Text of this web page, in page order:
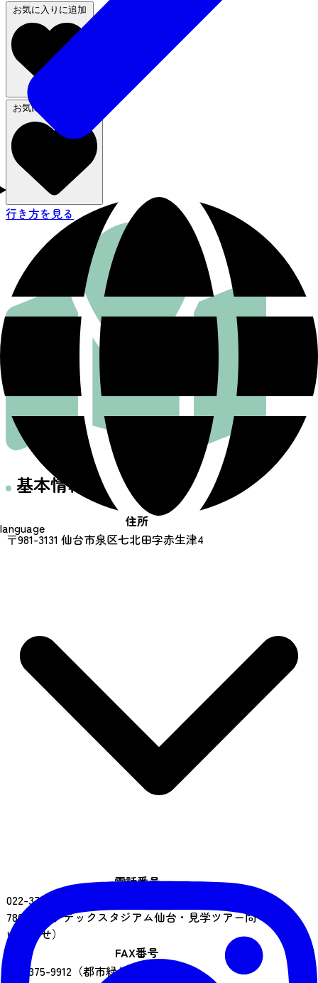
language
お気に入りに追加
お気に入りから削除
行き方を見る
基本情報
住所
〒981-3131 仙台市泉区七北田字赤生津4
電話番号
022-375-9911（都市緑化ホール）／022-375-
7800（ユアテックスタジアム仙台・見学ツアー問
い合わせ）
FAX番号
022-375-9912（都市緑化ホール）